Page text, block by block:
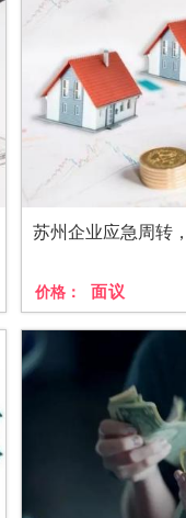
苏州企业应急周转
价格： 面议